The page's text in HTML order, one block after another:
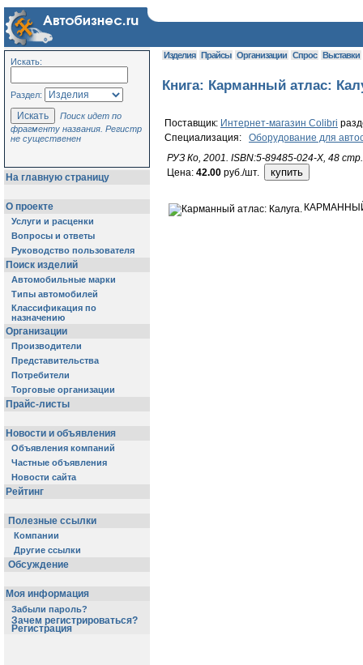
Искать:
Раздел:
Поиск идет по
фрагменту названия. Регистр
не существенен
На главную страницу
О проекте
Услуги и расценки
Вопросы и ответы
Руководство пользователя
Поиск изделий
Автомобильные марки
Типы автомобилей
Классификация по
назначению
Организации
Производители
Представительства
Потребители
Торговые организации
Прайс-листы
Новости и объявления
Объявления компаний
Частные объявления
Новости сайта
Рейтинг
Полезные ссылки
Компании
Другие ссылки
Обсуждение
Моя информация
Забыли пароль?
Зачем регистрироваться?
Регистрация
Изделия Прайсы Организации Спрос Выставки
Книга: Карманный атлас:
Поставщик: Интернет-магазин Colibri
Специализация: Оборудование для
РУЗ Ко, 2001. ISBN:5-89485-024-Х, 48 стр.
Цена: 42.00 руб./шт.